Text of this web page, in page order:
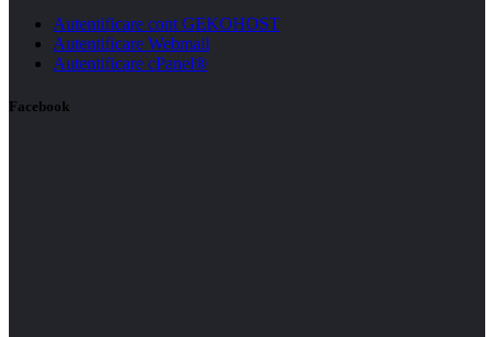
Autentificare cont GEKOHOST
Autentificare Webmail
Autentificare cPanel®
Facebook